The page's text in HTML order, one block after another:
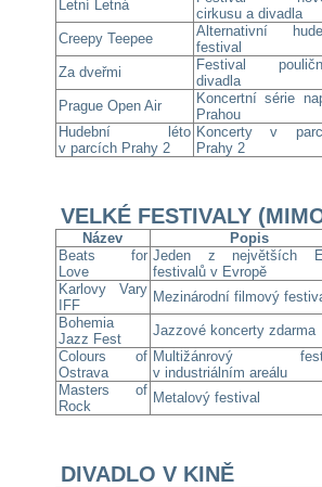
Letní Letná
cirkusu a divadla
Creepy Teepee
Alternativní
festival
Za dveřmi
Festival
divadla
Prague Open Air
Koncertní série
Prahou
Hudební léto
v parcích Prahy 2
Koncerty v
Prahy 2
VELKÉ FESTIVALY
Název
Popis
Beats for
Love
Jeden z největších
festivalů v Evropě
Karlovy Vary
IFF
Mezinárodní filmový
Bohemia
Jazz Fest
Jazzové koncerty zdarma
Colours of
Ostrava
Multižánrový
v industriálním areálu
Masters of
Rock
Metalový festival
DIVADLO V KINĚ